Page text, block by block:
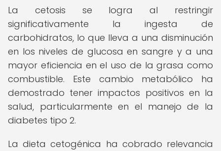
La cetosis se logra al restringir
significativamente la ingesta de
carbohidratos, lo que lleva a una disminución
en los niveles de glucosa en sangre y a una
mayor eficiencia en el uso de la grasa como
combustible. Este cambio metabólico ha
demostrado tener impactos positivos en la
salud, particularmente en el manejo de la
diabetes tipo 2.
La dieta cetogénica ha cobrado relevancia